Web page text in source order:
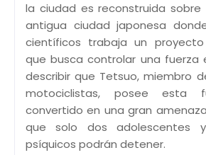
la ciudad es reconstruida
antigua ciudad japonesa
científicos trabaja un
que busca controlar una fuerza
describir que Tetsuo, miembro
motociclistas, posee esta
convertido en una gran
que solo dos adolescentes
psíquicos podrán detener.